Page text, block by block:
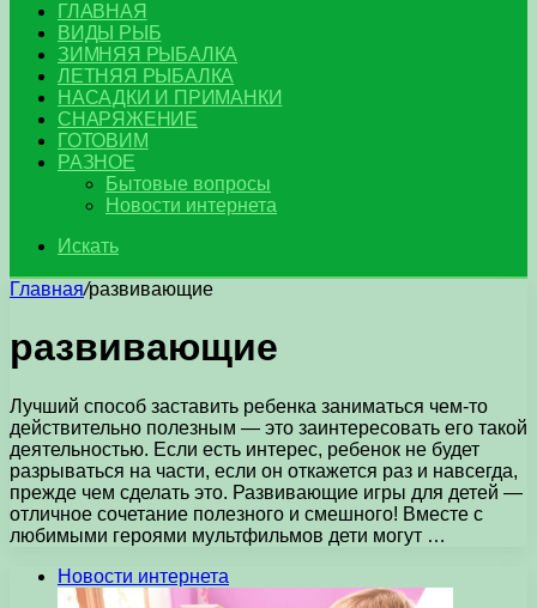
ГЛАВНАЯ
ВИДЫ РЫБ
ЗИМНЯЯ РЫБАЛКА
ЛЕТНЯЯ РЫБАЛКА
НАСАДКИ И ПРИМАНКИ
СНАРЯЖЕНИЕ
ГОТОВИМ
РАЗНОЕ
Бытовые вопросы
Новости интернета
Искать
Главная/развивающие
развивающие
Лучший способ заставить ребенка заниматься чем-то
действительно полезным — это заинтересовать его такой
деятельностью. Если есть интерес, ребенок не будет
разрываться на части, если он откажется раз и навсегда,
прежде чем сделать это. Развивающие игры для детей —
отличное сочетание полезного и смешного! Вместе с
любимыми героями мультфильмов дети могут …
Новости интернета